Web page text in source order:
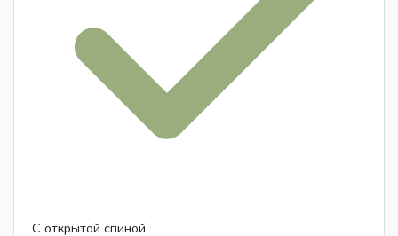
С открытой спиной